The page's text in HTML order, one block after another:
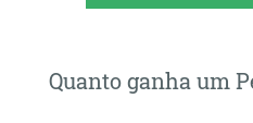
Quanto ganha um